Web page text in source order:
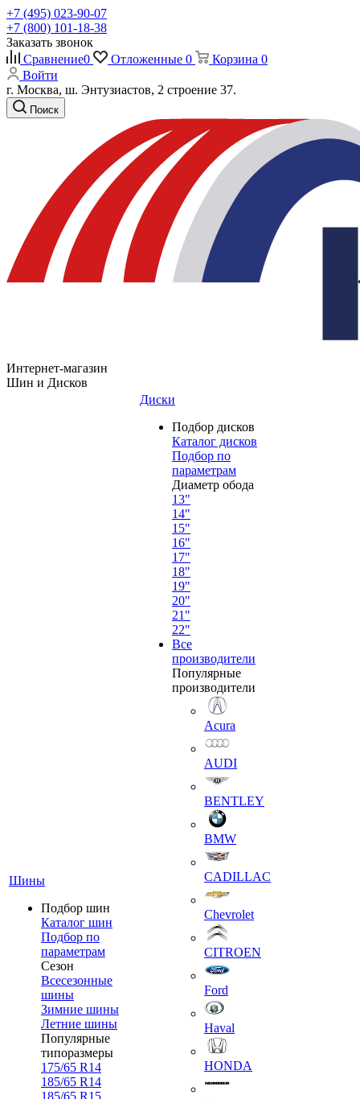
+7 (495) 023-90-07
+7 (800) 101-18-38
Заказать звонок
Сравнение0 Отложенные 0 Корзина 0
Войти
г. Москва, ш. Энтузиастов, 2 строение 37.
Поиск
Интернет-магазин
Шин и Дисков
Шины
Подбор шин
Каталог шин
Подбор по
параметрам
Сезон
Всесезонные
шины
Зимние шины
Летние шины
Популярные
типоразмеры
175/65 R14
185/65 R14
185/65 R15
Диски
Подбор дисков
Каталог дисков
Подбор по
параметрам
Диаметр обода
13"
14"
15"
16"
17"
18"
19"
20"
21"
22"
Все
производители
Популярные
производители
Acura
AUDI
BENTLEY
BMW
CADILLAC
Chevrolet
CITROEN
Ford
Haval
HONDA